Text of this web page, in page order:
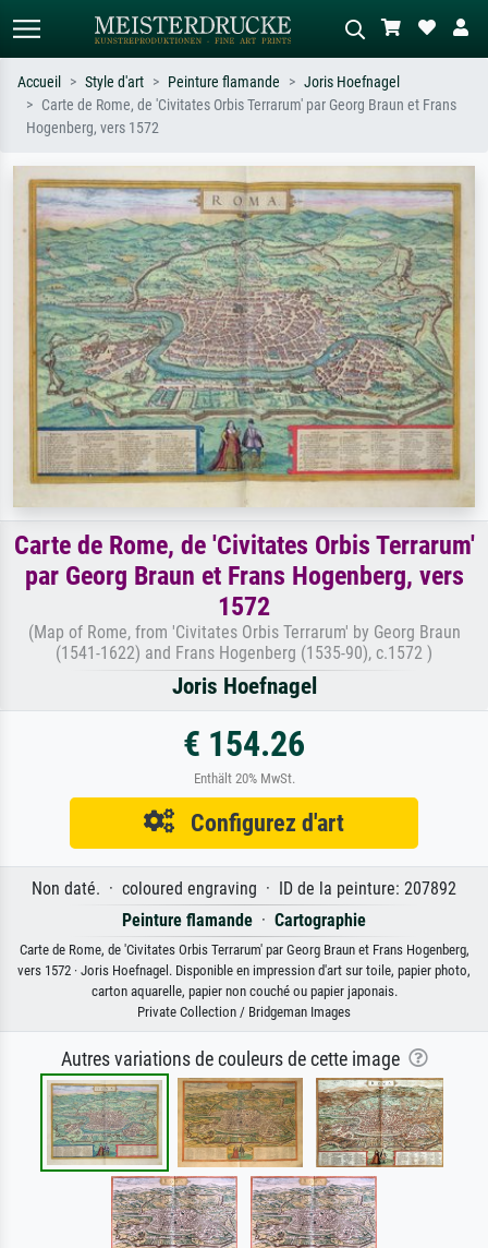
Recherche standard
ex. Monet, Nuit étoilée,
impressionnisme, vague de Hokusai,
nu.
abstrait avec beaucoup de rouge,
tableau sombre, nu debout près d'un
arbre.
Accueil Style d'art Peinture flamande
Joris Hoefnagel
Carte de Rome, de 'Civitates Orbis Terrarum' par Georg Braun et Frans
Hogenberg, vers 1572
Carte de Rome, de 'Civitates Orbis Terrarum'
par Georg Braun et Frans Hogenberg, vers
1572
(Map of Rome, from 'Civitates Orbis Terrarum' by Georg Braun
(1541-1622) and Frans Hogenberg (1535-90), c.1572 )
Joris Hoefnagel
€ 154.26
Enthält 20% MwSt.
Configurez d'art
Non daté. · coloured engraving · ID de la peinture: 207892
Peinture flamande · Cartographie
Carte de Rome, de 'Civitates Orbis Terrarum' par Georg Braun et Frans Hogenberg,
vers 1572 · Joris Hoefnagel. Disponible en impression d'art sur toile, papier photo,
carton aquarelle, papier non couché ou papier japonais.
Private Collection / Bridgeman Images
Autres variations de couleurs de cette image